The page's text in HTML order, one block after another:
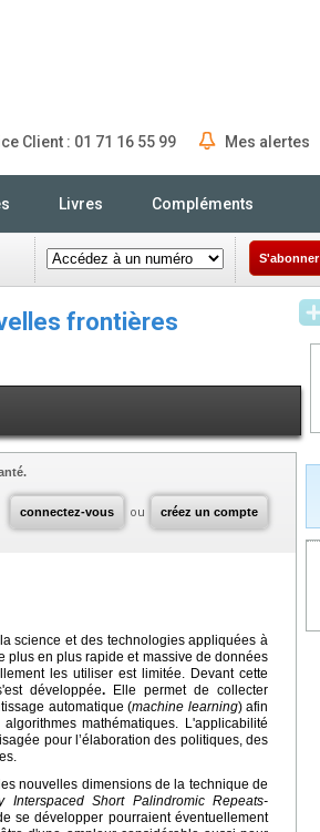
Client : 01 71 16 55 99 Mes alertes
Livres Compléments
S'abonner
frontières
connectez-vous ou créez un compte
science et des technologies appliquées à
plus en plus rapide et massive de données
les utiliser est limitée. Devant cette
développée.Elle permet de collecter
automatique (machine learning) afin
mathématiques. L'applicabilité
pour l’élaboration des politiques, des
nouvelles dimensions de la technique de
Interspaced Short Palindromic Repeats-
se développer pourraient éventuellement